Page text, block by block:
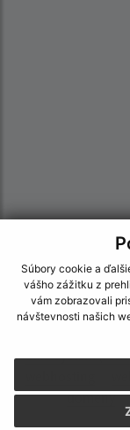
Súbory cookie a
vášho zážitku z
vám zobrazovali
návštevnosti našich
Správca
Vytvorené v
CMS systém
domény